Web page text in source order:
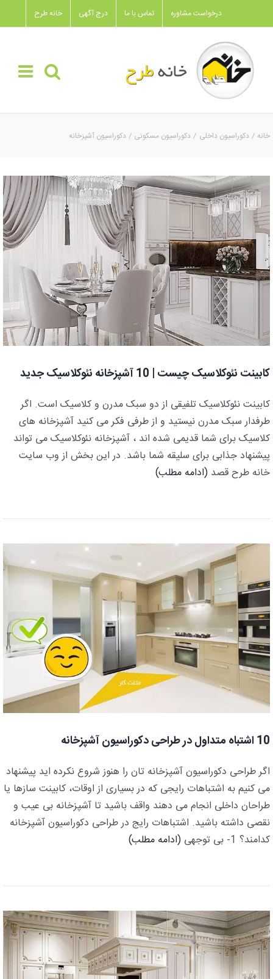
to
content
خانه طرح درج آگهی تماس با ما درخواست مشاوره
خانه دکوراسیون داخلی دکوراسیون مسکونی دکوراسیون آشپزخانه
کابینت نئوکلاسیک چیست | 10 آشپزخانه نئوکلاسیک جدید
کابینت نئوکلاسیک تلفیقی از دو سبک مدرن و کلاسیک است. اگر
طرفدار سبک مدرن نیستید و از طرفی فکر می کنید آشپزخانه های
کلاسیک برای شما قدیمی شده اند ، آشپزخانه نئوکلاسیک می تواند
پیشنهاد جذابی برای سلیقه شما باشد. در این بخش از وب سایت
خانه طرح قصد (ادامه مطلب)
10 اشتباه متداول در طراحی دکوراسیون آشپزخانه
اگر طراحی دکوراسیون آشپزخانه تان را هنوز شروع نکرده اید پیشنهاد
می کنیم به اشتباهات رایجی که در بسیاری از اوقات، کابینت سازها یا
طراحان داخلی انجام می دهند واقف باشید تا آشپزخانه بی عیب و
نقصی داشته باشید. اشتباهات رایج در طراحی دکوراسیون آشپزخانه
کدامند؟ 1- بی توجهی
(ادامه مطلب)